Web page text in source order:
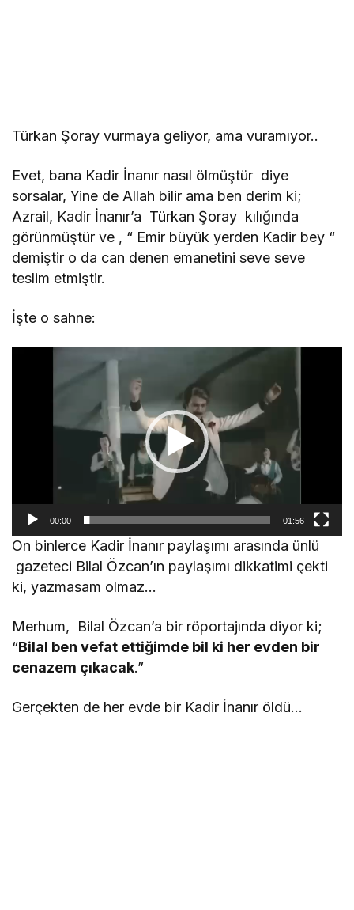
Türkan Şoray vurmaya geliyor, ama vuramıyor..
Evet, bana Kadir İnanır nasıl ölmüştür diye
sorsalar, Yine de Allah bilir ama ben derim ki;
Azrail, Kadir İnanır’a Türkan Şoray kılığında
görünmüştür ve , “ Emir büyük yerden Kadir bey “
demiştir o da can denen emanetini seve seve
teslim etmiştir.
İşte o sahne:
00:00 01:56
On binlerce Kadir İnanır paylaşımı arasında ünlü
gazeteci Bilal Özcan’ın paylaşımı dikkatimi çekti
ki, yazmasam olmaz…
Merhum, Bilal Özcan’a bir röportajında diyor ki;
“Bilal ben vefat ettiğimde bil ki her evden bir
cenazem çıkacak.”
Gerçekten de her evde bir Kadir İnanır öldü…